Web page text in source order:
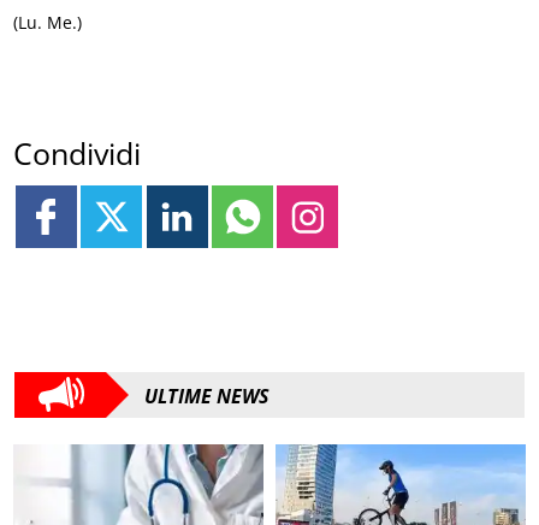
(Lu. Me.)
Condividi
ULTIME NEWS